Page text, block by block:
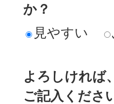
か？
見やすい
よろしければ
ご記入くださ